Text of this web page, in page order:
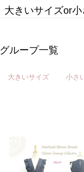
大きいサイズor
グループ一覧
大きいサイズ 小さ